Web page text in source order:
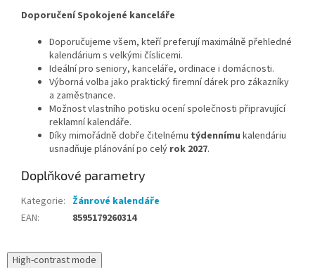
Doporučení Spokojené kanceláře
Doporučujeme všem, kteří preferují maximálně přehledné
kalendárium s velkými číslicemi.
Ideální pro seniory, kanceláře, ordinace i domácnosti.
Výborná volba jako praktický firemní dárek pro zákazníky
a zaměstnance.
Možnost vlastního potisku ocení společnosti připravující
reklamní kalendáře.
Díky mimořádně dobře čitelnému týdennímu kalendáriu
usnadňuje plánování po celý rok 2027.
Doplňkové parametry
Kategorie: Žánrové kalendáře
EAN: 8595179260314
High-contrast mode